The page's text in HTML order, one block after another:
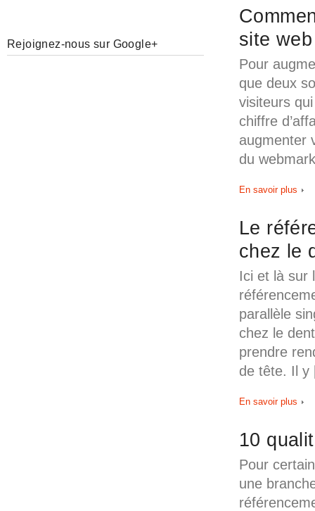
site web
Pour
que deux
visiteurs
chiffre
augmenter
du
En savoir plus
Le
chez le
Ici et là sur
parallèle
chez le
prendre
de tête. Il
En savoir plus
10
Pour
une
Rejoignez-nous sur Google+